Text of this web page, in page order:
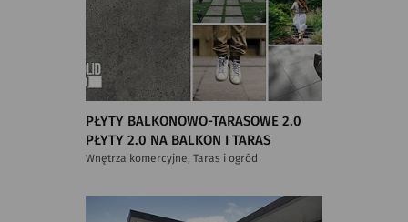
PŁYTY BALKONOWO-TARASOWE 2.0
PŁYTY 2.0 NA BALKON I TARAS
Wnętrza komercyjne, Taras i ogród